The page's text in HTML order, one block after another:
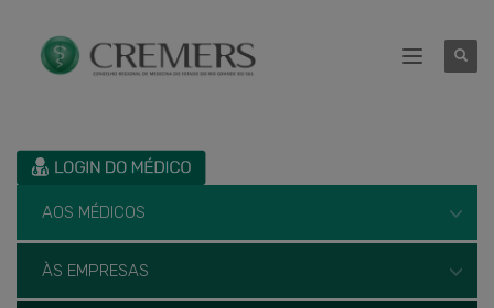
AOS MÉDICOS
ÀS EMPRESAS